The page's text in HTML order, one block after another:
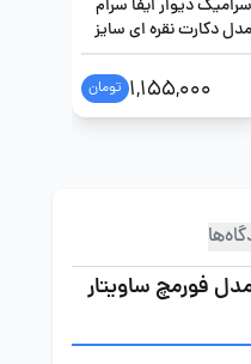
سرامیک دیوار ایفا سرام
مدل دکارت نقره ای سایز
80 در 160
1,155,000 تومان
فورمچ ساویتار